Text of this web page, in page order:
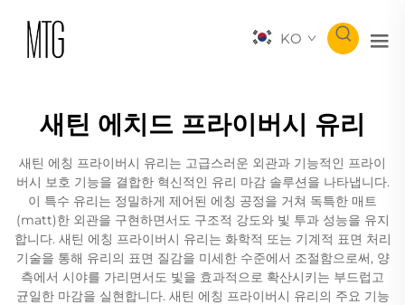
KO
새틴 에치드 프라이버시 유리
새틴 에칭 프라이버시 유리는 고급스러운 외관과 기능적인 프라이
버시 보호 기능을 결합한 혁신적인 유리 마감 솔루션을 나타냅니다.
이 특수 유리는 정밀하게 제어된 에칭 공정을 거쳐 독특한 매트
(matt)한 외관을 구현하면서도 구조적 강도와 빛 투과 성능을 유지
합니다. 새틴 에칭 프라이버시 유리는 화학적 또는 기계적 표면 처리
기술을 통해 유리의 표면 질감을 미세한 수준에서 조절함으로써, 양
측에서 시야를 가리면서도 빛을 효과적으로 확산시키는 부드럽고
균일한 마감을 실현합니다. 새틴 에칭 프라이버시 유리의 주요 기능